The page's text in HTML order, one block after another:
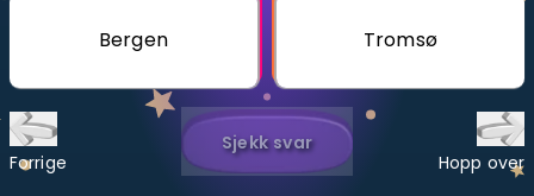
Velg læreplan
Logg inn
Bergen Tromsø
Forrige
Sjekk svar
Hopp over